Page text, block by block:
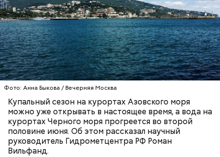
Фото: Анна Быкова / Вечерняя Москва
Купальный сезон на курортах Азовского моря
можно уже открывать в настоящее время, а вода на
курортах Черного моря прогреется во второй
половине июня. Об этом рассказал научный
руководитель Гидрометцентра РФ Роман
Вильфанд.
Синоптик отметил, что в Сочи, Феодосии, Алуште,
Ялте вода пока прогрелась лишь до 17 градусов
тепла, в Туапсе — до 18 градусов, а в Евпатории —
до 19 градусов.
ЧЕРНОЕ МОРЕ
ПОГОДА
КУПАЛЬНЫЙ СЕЗОН